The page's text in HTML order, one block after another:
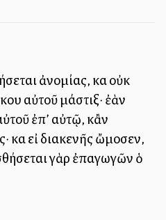
ἀνομίας, καὶ οὐκ
αὐτοῦ μάστιξ· ἐὰν
ἐπ’ αὐτῷ, κἂν
καὶ εἰ διακενῆς ὤμοσεν,
γὰρ ἐπαγωγῶν ὁ